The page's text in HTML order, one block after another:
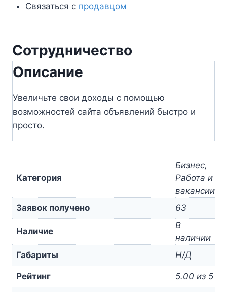
Связаться с продавцом
Сотрудничество
Описание
Увеличьте свои доходы с помощью
возможностей сайта объявлений быстро и
просто.
Категория
Бизнес,
Работа и
вакансии
Заявок получено
63
Наличие
В
наличии
Габариты
Н/Д
Рейтинг 5.00 из 5